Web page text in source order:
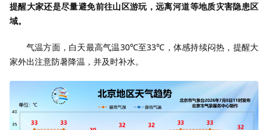
提醒大家还是尽量避免前往山区游玩，远离河道等地质灾害隐患区
域。
气温方面，白天最高气温30℃至33℃，体感持续闷热，提醒大
家外出注意防暑降温，并及时补水。